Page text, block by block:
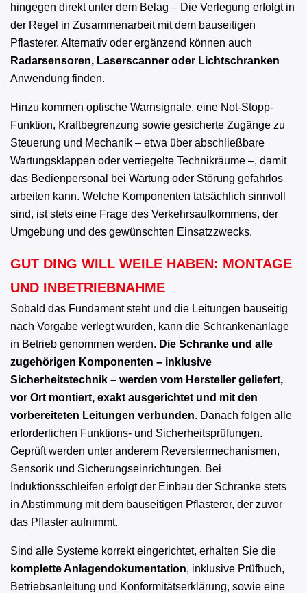
hingegen direkt unter dem Belag – Die Verlegung erfolgt in
der Regel in Zusammenarbeit mit dem bauseitigen
Pflasterer. Alternativ oder ergänzend können auch
Radarsensoren, Laserscanner oder Lichtschranken
Anwendung finden.
Hinzu kommen optische Warnsignale, eine Not-Stopp-
Funktion, Kraftbegrenzung sowie gesicherte Zugänge zu
Steuerung und Mechanik – etwa über abschließbare
Wartungsklappen oder verriegelte Technikräume –, damit
das Bedienpersonal bei Wartung oder Störung gefahrlos
arbeiten kann. Welche Komponenten tatsächlich sinnvoll
sind, ist stets eine Frage des Verkehrsaufkommens, der
Umgebung und des gewünschten Einsatzzwecks.
GUT DING WILL WEILE HABEN: MONTAGE
UND INBETRIEBNAHME
Sobald das Fundament steht und die Leitungen bauseitig
nach Vorgabe verlegt wurden, kann die Schrankenanlage
in Betrieb genommen werden. Die Schranke und alle
zugehörigen Komponenten – inklusive
Sicherheitstechnik – werden vom Hersteller geliefert,
vor Ort montiert, exakt ausgerichtet und mit den
vorbereiteten Leitungen verbunden. Danach folgen alle
erforderlichen Funktions- und Sicherheitsprüfungen.
Geprüft werden unter anderem Reversiermechanismen,
Sensorik und Sicherungseinrichtungen. Bei
Induktionsschleifen erfolgt der Einbau der Schranke stets
in Abstimmung mit dem bauseitigen Pflasterer, der zuvor
das Pflaster aufnimmt.
Sind alle Systeme korrekt eingerichtet, erhalten Sie die
komplette Anlagendokumentation, inklusive Prüfbuch,
Betriebsanleitung und Konformitätserklärung, sowie eine